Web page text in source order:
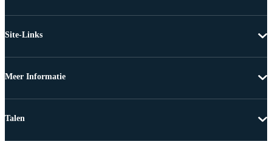
Site-Links
Meer Informatie
Talen